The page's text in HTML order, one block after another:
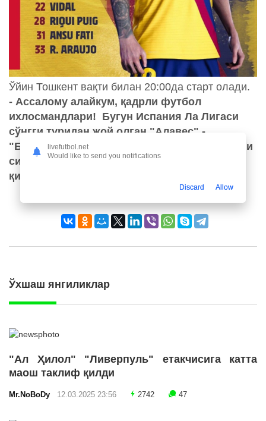
Ўйин Тошкент вақти билан 20:00да старт олади.
- Ассалому алайкум, қадрли футбол
ихлосмандлари! Бугун Испания Ла Лигаси
сўнгги туридан жой олган "Алавес" -
"Барселона" баҳси бўлиб ўтади. Ушбу баҳсни
сиз азизлар билан биргаликда томоша
қиламиз.
Ўхшаш янгиликлар
"Ал Ҳилол" "Ливерпуль" етакчисига катта
маош таклиф қилди
Mr.NoBoDy 12.03.2025 23:56 2742 47
livefutbol.net
Would like to send you notifications
Discard Allow